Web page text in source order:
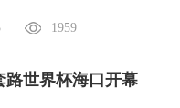
1959
路世界杯海口开幕